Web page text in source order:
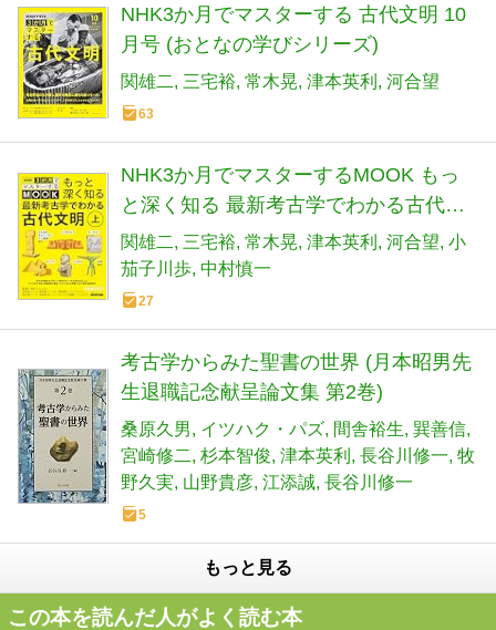
NHK3か月でマスターする 古代文明 10
月号 (おとなの学びシリーズ)
関雄二 三宅裕 常木晃 津本英利 河合望
63
NHK3か月でマスターするMOOK もっ
と深く知る 最新考古学でわかる古代文
明 上: トルコのギョベックリ・テペ遺跡
からメソポタミア、エジプト、－－－
中国まで (1) (教養・文化シリーズ)
関雄二 三宅裕 常木晃 津本英利 河合望 小
茄子川歩 中村慎一
27
考古学からみた聖書の世界 (月本昭男先
生退職記念献呈論文集 第2巻)
桑原久男 イツハク・パズ 間舎裕生 巽善信
宮崎修二 杉本智俊 津本英利 長谷川修一 牧
野久実 山野貴彦 江添誠 長谷川修一
5
もっと見る
この本を読んだ人がよく読む本